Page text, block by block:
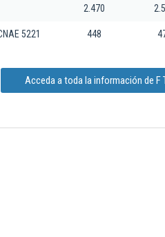
2.470
5221 448
Acceda a toda la información de F